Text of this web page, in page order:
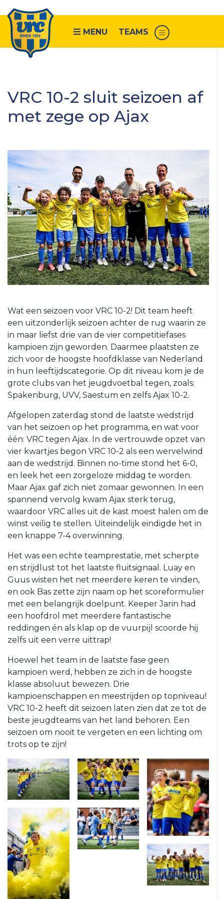
MENU TEAMS
VRC
1
VRC
VRC
4
VRC
5
VRC
6
VRC
7
8
VRC
O23-
1
VRC
O23-
2
O23-
3
VRC
O23-
4
VRC
VR1
VRC
G1
G2
35+
VRC
VRC
35+2
VRC
VRC
35+4
VRC
VR30+1
VRC
VR30+2
Jeugd
VRC
JO19-
VRC
JO19-
2
VRC
JO19-
VRC
4
VRC
JO13-
5
VRC
JO12-
VRC 10-2 sluit seizoen af
met zege op Ajax
Wat een seizoen voor VRC 10-2! Dit team heeft
een uitzonderlijk seizoen achter de rug waarin ze
in maar liefst drie van de vier competitiefases
kampioen zijn geworden. Daarmee plaatsten ze
zich voor de hoogste hoofdklasse van Nederland
in hun leeftijdscategorie. Op dit niveau kom je de
grote clubs van het jeugdvoetbal tegen, zoals:
Spakenburg, UVV, Saestum en zelfs Ajax 10-2.
Afgelopen zaterdag stond de laatste wedstrijd
van het seizoen op het programma, en wat voor
één: VRC tegen Ajax. In de vertrouwde opzet van
vier kwartjes begon VRC 10-2 als een wervelwind
aan de wedstrijd. Binnen no-time stond het 6-0,
en leek het een zorgeloze middag te worden.
Maar Ajax gaf zich niet zomaar gewonnen. In een
spannend vervolg kwam Ajax sterk terug,
waardoor VRC alles uit de kast moest halen om de
winst veilig te stellen. Uiteindelijk eindigde het in
een knappe 7-4 overwinning.
Het was een echte teamprestatie, met scherpte
en strijdlust tot het laatste fluitsignaal. Luay en
Guus wisten het net meerdere keren te vinden,
en ook Bas zette zijn naam op het scoreformulier
met een belangrijk doelpunt. Keeper Jarin had
een hoofdrol met meerdere fantastische
reddingen én als klap op de vuurpijl scoorde hij
zelfs uit een verre uittrap!
Hoewel het team in de laatste fase geen
kampioen werd, hebben ze zich in de hoogste
klasse absoluut bewezen. Drie
kampioenschappen en meestrijden op topniveau!
VRC 10-2 heeft dit seizoen laten zien dat ze tot de
beste jeugdteams van het land behoren. Een
seizoen om nooit te vergeten en een lichting om
trots op te zijn!